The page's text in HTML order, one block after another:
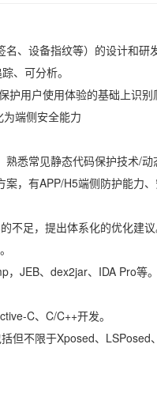
、设备指纹等）的设计和
、可分析。
护用户使用体验的基础上识
端侧安全能力
悉常见静态代码保护技术/动
，有APP/H5端侧防护能力
不足，提出体系化的优化建议
JEB、dex2jar、IDA Pro等。
C、C/C++开发。
但不限于Xposed、